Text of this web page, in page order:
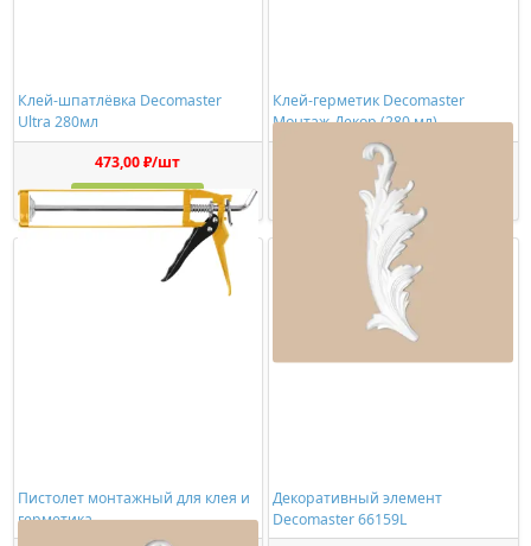
Клей-шпатлёвка Decomaster
Ultra 280мл
473,00 ₽/шт
Купить
Клей-герметик Decomaster
Монтаж-Декор (280 мл)
1150,00 ₽/шт
Купить
Пистолет монтажный для клея и
герметика
Декоративный элемент
Decomaster 66159L